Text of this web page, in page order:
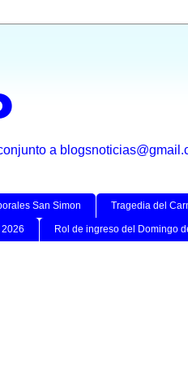
a
San Simon Tragedia del
Rol de ingreso del Domingo